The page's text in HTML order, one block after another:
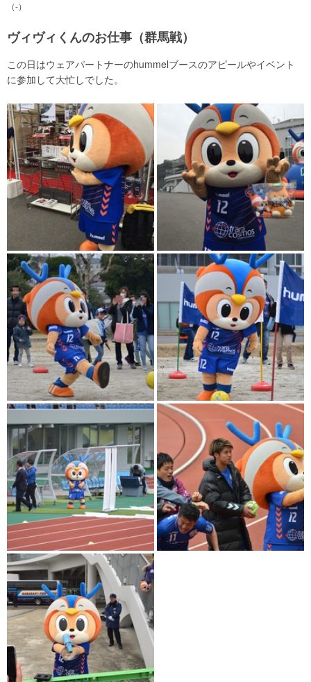
（-）
ヴィヴィくんのお仕事（群馬戦）
この日はウェアパートナーのhummelブースのアピールやイベント
に参加して大忙しでした。